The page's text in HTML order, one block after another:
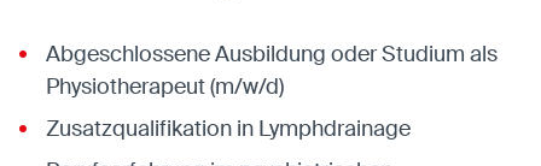
Abgeschlossene Ausbildung oder Studium als
Physiotherapeut (m/w/d)
Zusatzqualifikation in Lymphdrainage